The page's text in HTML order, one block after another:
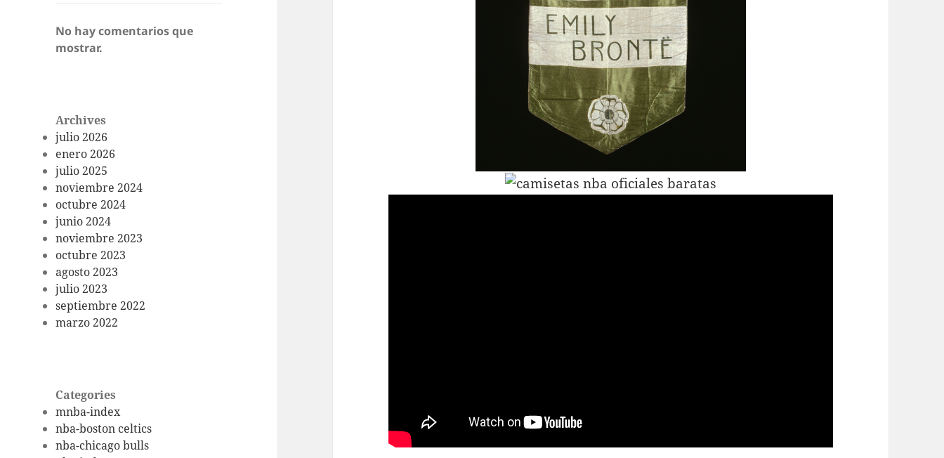
No hay comentarios que
mostrar.
Archives
julio 2026
enero 2026
julio 2025
noviembre 2024
octubre 2024
junio 2024
noviembre 2023
octubre 2023
agosto 2023
julio 2023
septiembre 2022
marzo 2022
Categories
mnba-index
nba-boston celtics
nba-chicago bulls